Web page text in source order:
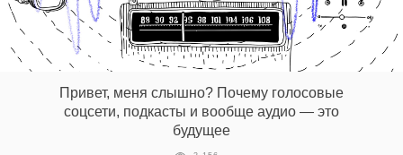
Привет, меня слышно? Почему голосовые
соцсети, подкасты и вообще аудио — это
будущее